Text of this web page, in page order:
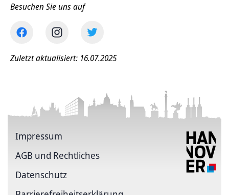
Besuchen Sie uns auf
Zuletzt aktualisiert: 16.07.2025
Impressum
AGB und Rechtliches
Datenschutz